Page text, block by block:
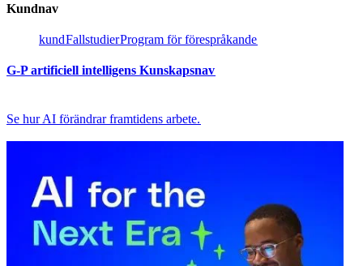
Kundnav​​
kund​​Fallstudier​​Program för förespråkande​​
G-P artificiell intelligens Kunskapsnav​​
Se hur AI förändrar framtidens arbete.​​